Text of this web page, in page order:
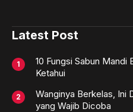
Latest Post
10 Fungsi Sabun Mandi
Ketahui
Wanginya Berkelas, Ini
yang Wajib Dicoba